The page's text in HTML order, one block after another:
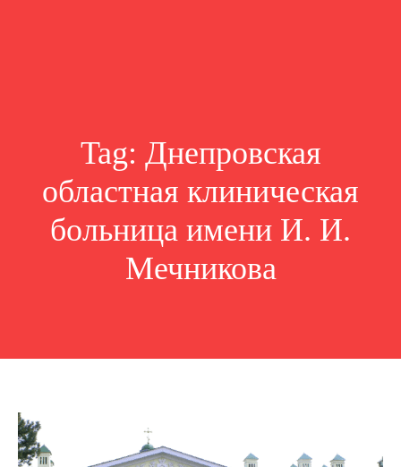
Tag: Днепровская
областная клиническая
больница имени И. И.
Мечникова